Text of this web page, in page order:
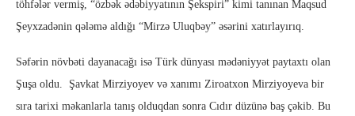
töhfələr vermiş, “özbək ədəbiyyatının Şekspiri” kimi tanınan Maqsud
Şeyxzadənin qələmə aldığı “Mirzə Uluqbəy” əsərini xatırlayırıq.
Səfərin növbəti dayanacağı isə Türk dünyası mədəniyyət paytaxtı olan
Şuşa oldu. Şavkat Mirziyoyev və xanımı Ziroatxon Mirziyoyeva bir
sıra tarixi məkanlarla tanış olduqdan sonra Cıdır düzünə baş çəkib. Bu